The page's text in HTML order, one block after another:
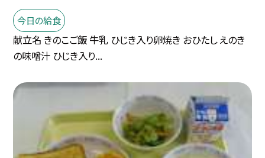
今日の給食
献立名 きのこご飯 牛乳 ひじき入り卵焼き おひたし えのき
の味噌汁 ひじき入り...